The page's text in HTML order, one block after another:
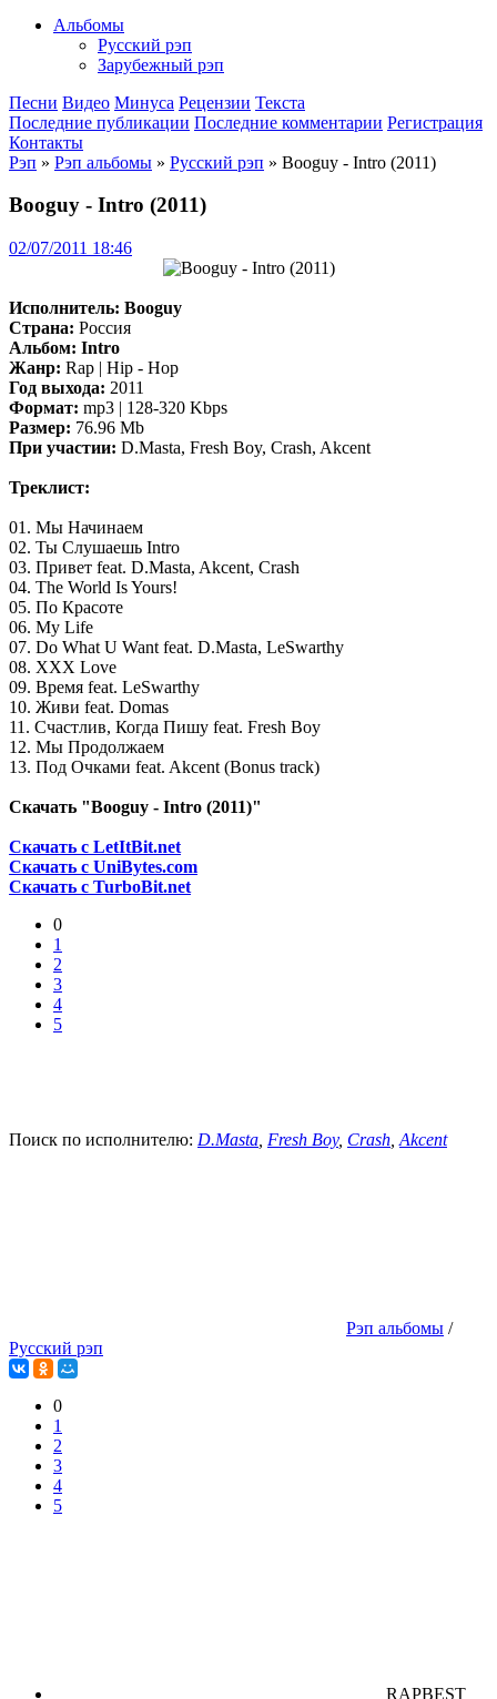
Альбомы
Русский рэп
Зарубежный рэп
Песни Видео Минуса Рецензии Текста
Последние публикации Последние комментарии Регистрация
Контакты
Рэп » Рэп альбомы » Русский рэп » Booguy - Intro (2011)
Booguy - Intro (2011)
02/07/2011 18:46
Исполнитель: Booguy
Страна: Россия
Альбом: Intro
Жанр: Rap | Hip - Hop
Год выхода: 2011
Формат: mp3 | 128-320 Kbps
Размер: 76.96 Mb
При участии: D.Masta, Fresh Boy, Crash, Akcent
Треклист:
01. Мы Начинаем
02. Ты Слушаешь Intro
03. Привет feat. D.Masta, Akcent, Crash
04. The World Is Yours!
05. По Красоте
06. My Life
07. Do What U Want feat. D.Masta, LeSwarthy
08. XXX Love
09. Время feat. LeSwarthy
10. Живи feat. Domas
11. Счастлив, Когда Пишу feat. Fresh Boy
12. Мы Продолжаем
13. Под Очками feat. Akcent (Bonus track)
Скачать "Booguy - Intro (2011)"
Скачать с LetItBit.net
Скачать с UniBytes.com
Скачать с TurboBit.net
0
1
2
3
4
5
Поиск по исполнителю: D.Masta Fresh Boy, Crash Akcent
Рэп альбомы /
Русский рэп
0
1
2
3
4
5
RAPBEST